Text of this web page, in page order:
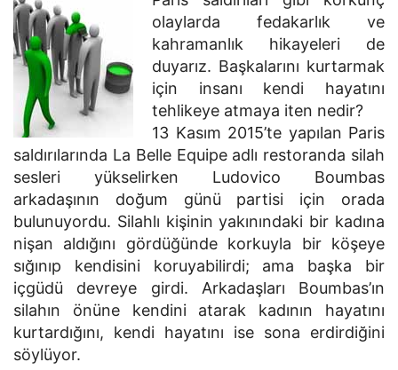
olaylarda fedakarlık ve
kahramanlık hikayeleri de
duyarız. Başkalarını kurtarmak
için insanı kendi hayatını
tehlikeye atmaya iten nedir?
13 Kasım 2015’te yapılan Paris
saldırılarında La Belle Equipe adlı restoranda silah
sesleri yükselirken Ludovico Boumbas
arkadaşının doğum günü partisi için orada
bulunuyordu. Silahlı kişinin yakınındaki bir kadına
nişan aldığını gördüğünde korkuyla bir köşeye
sığınıp kendisini koruyabilirdi; ama başka bir
içgüdü devreye girdi. Arkadaşları Boumbas’ın
silahın önüne kendini atarak kadının hayatını
kurtardığını, kendi hayatını ise sona erdirdiğini
söylüyor.